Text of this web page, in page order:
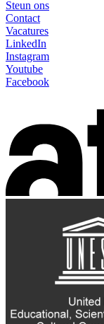
Steun ons
Contact
Vacatures
LinkedIn
Instagram
Youtube
Facebook